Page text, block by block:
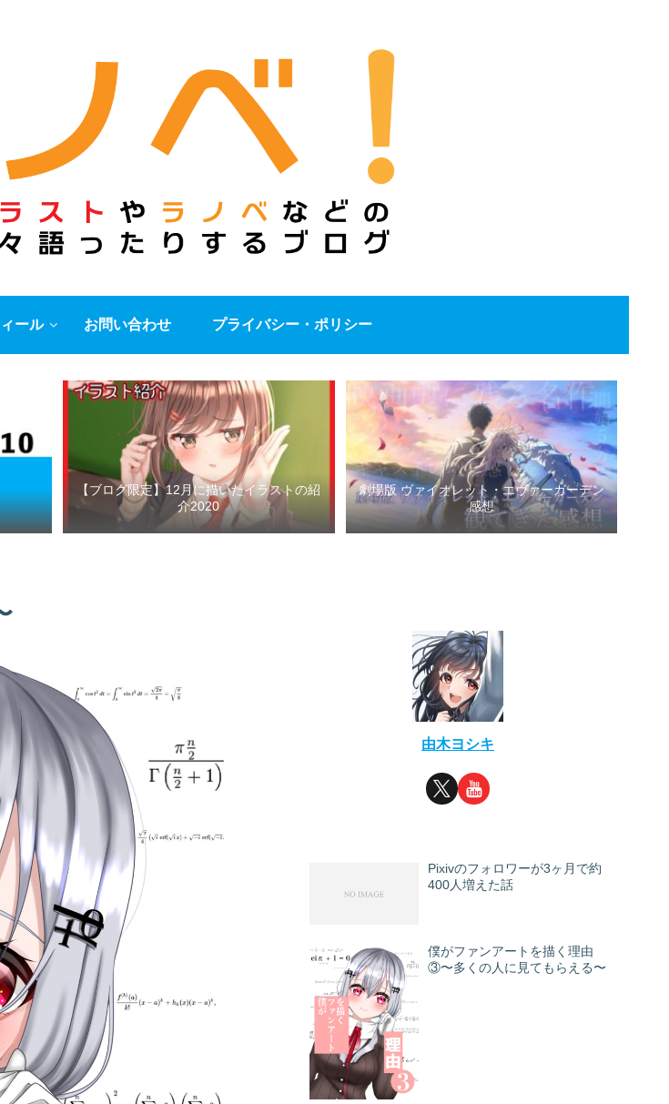
ール お問い合わせ プライバシー・ポリシー
【ブログ限定】12月に描いたイラストの紹
介2020
劇場版 ヴァイオレット・エヴァーガーデン
感想
由木ヨシキ
Pixivのフォロワーが3ヶ月で約
400人増えた話
僕がファンアートを描く理由
③〜多くの人に見てもらえる〜